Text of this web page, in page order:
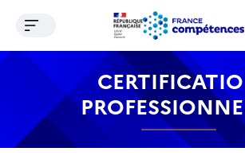
Contenu Recherche Menu
Ouvrir le menu de navigation